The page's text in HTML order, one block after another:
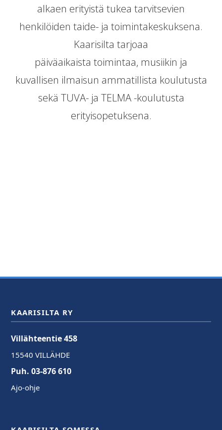
alkaen erityistä tukea tarvitsevien
henkilöiden taide- ja toimintakeskuksena.
Kaarisilta tarjoaa
päiväaikaista toimintaa, musiikin ja
kuvallisen ilmaisun ammatillista koulutusta
sekä TUVA- ja TELMA -koulutusta
erityisopetuksena.
KAARISILTA RY
Villähteentie 458
15540 VILLÄHDE
Puh. 03-876 610
Ajo-ohje